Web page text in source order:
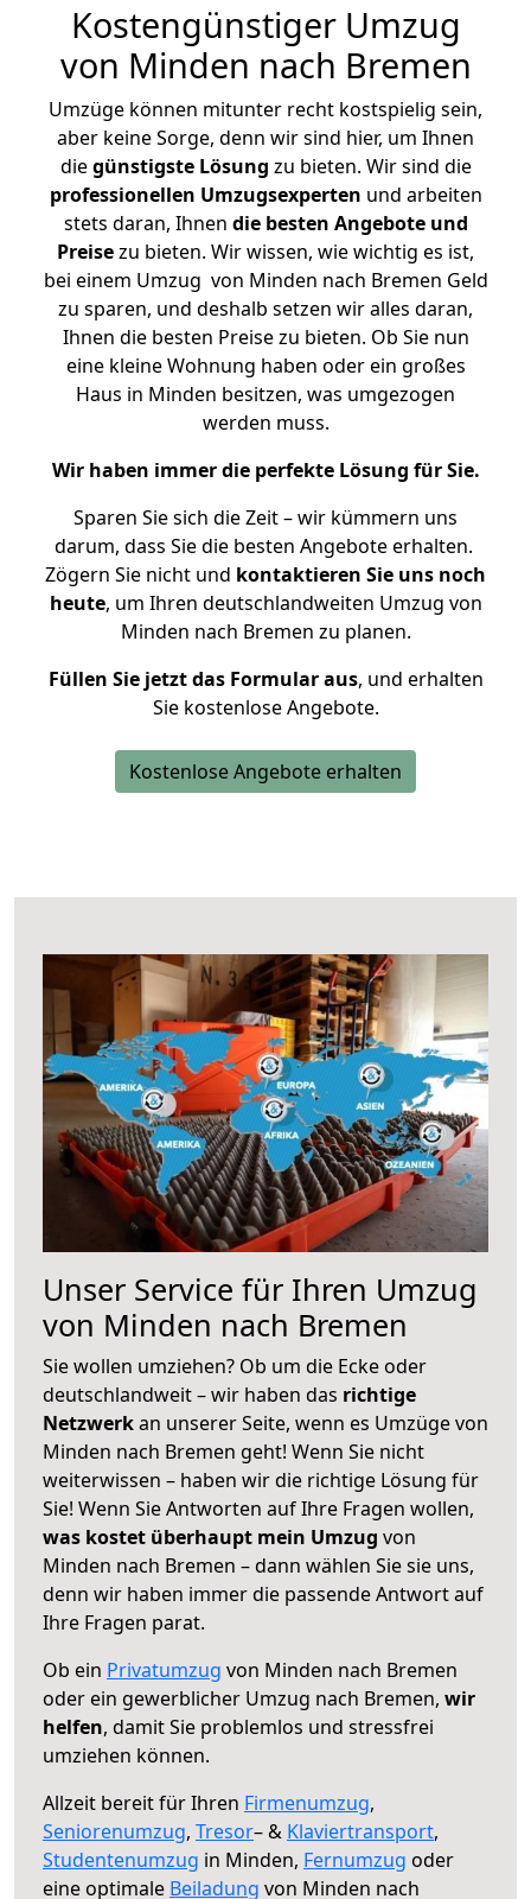
Kostengünstiger Umzug
von Minden nach Bremen
Umzüge können mitunter recht kostspielig sein,
aber keine Sorge, denn wir sind hier, um Ihnen
diegünstigste Lösung zu bieten. Wir sind die
professionellen Umzugsexperten und arbeiten
stets daran, Ihnen die besten Angebote und
Preisezu bieten. Wir wissen, wie wichtig es ist,
bei einem Umzug von Minden nach Bremen Geld
zu sparen, und deshalb setzen wir alles daran,
Ihnen die besten Preise zu bieten. Ob Sie nun
eine kleine Wohnung haben oder ein großes
Haus in Minden besitzen, was umgezogen
werden muss.
Wir haben immer die perfekte Lösung für Sie.
Sparen Sie sich die Zeit – wir kümmern uns
darum, dass Sie die besten Angebote erhalten.
Zögern Sie nicht und kontaktieren Sie uns noch
heute, um Ihren deutschlandweiten Umzug von
Minden nach Bremen zu planen.
Füllen Sie jetzt das Formular aus, und erhalten
Sie kostenlose Angebote.
Kostenlose Angebote erhalten
Unser Service für Ihren Umzug
von Minden nach Bremen
Sie wollen umziehen? Ob um die Ecke oder
deutschlandweit – wir haben das richtige
Netzwerkan unserer Seite, wenn es Umzüge von
Minden nach Bremen geht! Wenn Sie nicht
weiterwissen – haben wir die richtige Lösung für
Sie! Wenn Sie Antworten auf Ihre Fragen wollen,
was kostet überhaupt mein Umzug von
Minden nach Bremen – dann wählen Sie sie uns,
denn wir haben immer die passende Antwort auf
Ihre Fragen parat.
Ob ein Privatumzug von Minden nach Bremen
oder ein gewerblicher Umzug nach Bremen, wir
helfen, damit Sie problemlos und stressfrei
umziehen können.
Allzeit bereit für Ihren Firmenumzug,
Seniorenumzug, Tresor– & Klaviertransport,
Studentenumzug in Minden, Fernumzug oder
eine optimale Beiladung von Minden nach